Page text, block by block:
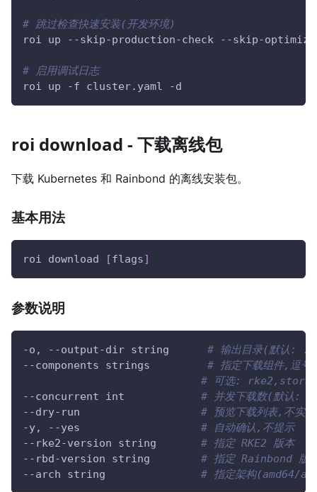
# 跳过检查快速安装(开发环境)
roi up --skip-production-check --skip-optimize
# 启用调试日志
roi up
-f cluster.yaml -d
roi download - 下载离线包
下载 Kubernetes 和 Rainbond 的离线安装包。
基本用法
roi download [flags]
参数说明
-o, --output-dir string # 输出目录(默认:
--components strings # 指定下载组件,逗号
# 可选:
--concurrent int # 并发下载数(默认:
--dry-run # 预览下载列表,不实际
-y,
--yes
# 自动确认,不提示
--rke2-version string # 指定 RKE2 版本
--rbd-version string # 指定 Rainbond 版
--arch string # 指定架构(amd64/